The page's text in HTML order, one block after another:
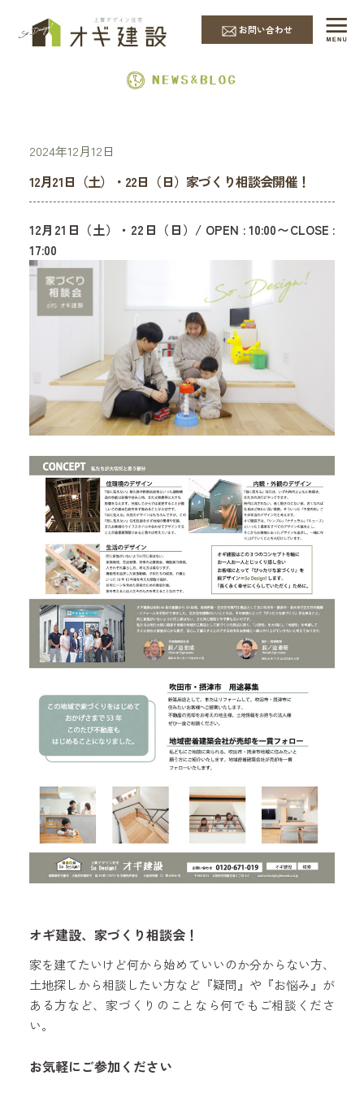
お問い合わせ
EVENT & NEWS
2024年12月12日
12月21日（土）・22日（日）家づくり相談会開催！
12月21日（土）・22日（日）/ OPEN : 10:00〜CLOSE :
17:00
オギ建設、家づくり相談会！
家を建てたいけど何から始めていいのか分からない方、
土地探しから相談したい方など『疑問』や『お悩み』が
ある方など、家づくりのことなら何でもご相談くださ
い。
お気軽にご参加ください